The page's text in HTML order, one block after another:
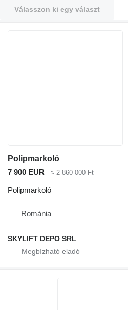
Válasszon ki egy választ
Polipmarkoló
7 900 EUR
≈ 2 860 000 Ft
Polipmarkoló
Románia
SKYLIFT DEPO SRL